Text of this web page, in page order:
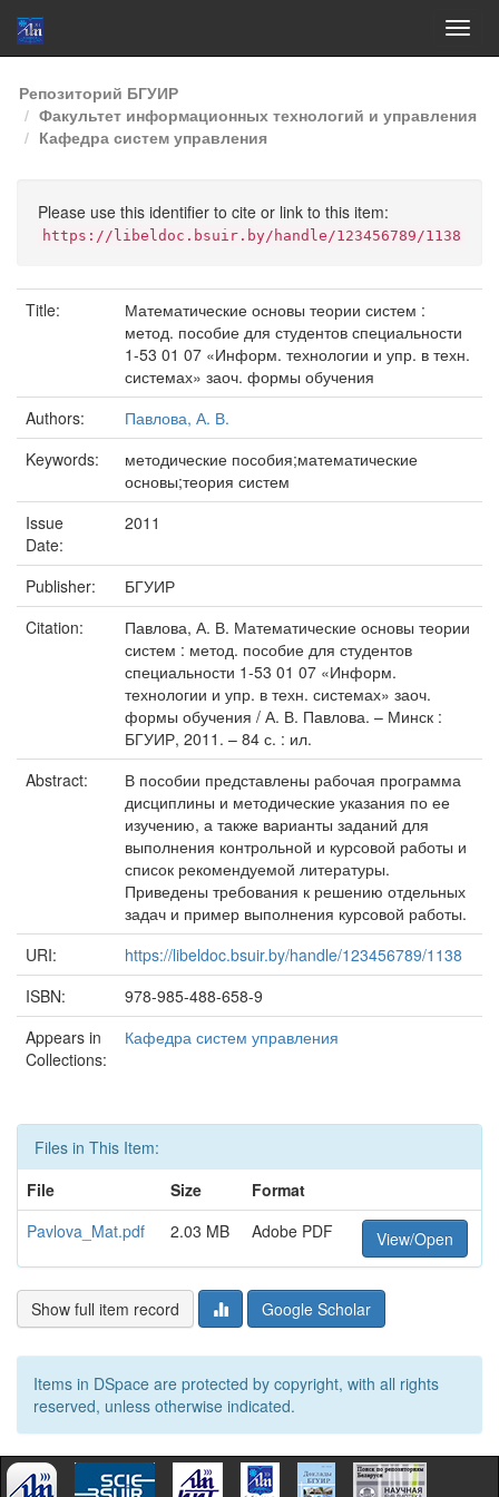
Skip
navigation
Репозиторий БГУИР
Факультет информационных технологий и управления
Кафедра систем управления
Please use this identifier to cite or link to this item:
https://libeldoc.bsuir.by/handle/123456789/1138
Title:
Математические основы теории систем :
метод. пособие для студентов специальности
1-53 01 07 «Информ. технологии и упр. в техн.
системах» заоч. формы обучения
Authors:
Павлова, А. В.
Keywords:
методические пособия;математические
основы;теория систем
Issue
Date:
2011
Publisher:
БГУИР
Citation:
Павлова, А. В. Математические основы теории
систем : метод. пособие для студентов
специальности 1-53 01 07 «Информ.
технологии и упр. в техн. системах» заоч.
формы обучения / А. В. Павлова. – Минск :
БГУИР, 2011. – 84 с. : ил.
Abstract:
В пособии представлены рабочая программа
дисциплины и методические указания по ее
изучению, а также варианты заданий для
выполнения контрольной и курсовой работы и
список рекомендуемой литературы.
Приведены требования к решению отдельных
задач и пример выполнения курсовой работы.
URI:
https://libeldoc.bsuir.by/handle/123456789/1138
ISBN:
978-985-488-658-9
Appears in
Collections:
Кафедра систем управления
Files in This Item:
File
Size
Format
Pavlova_Mat.pdf
2.03 MB Adobe PDF View/Open
Show full item record Google Scholar
Items in DSpace are protected by copyright, with all rights
reserved, unless otherwise indicated.